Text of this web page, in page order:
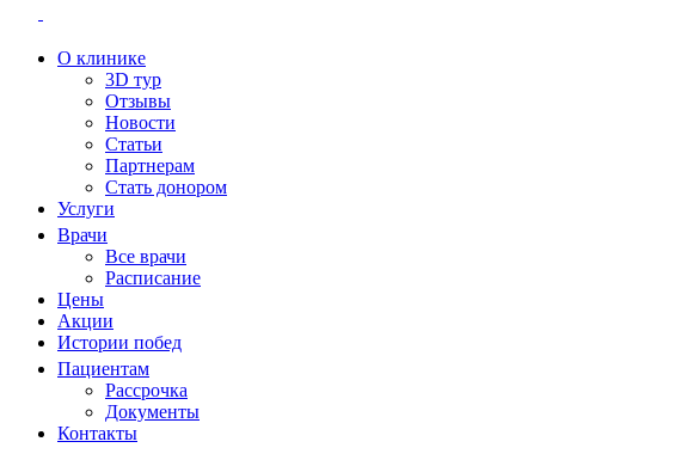
О клинике
3D тур
Отзывы
Новости
Статьи
Партнерам
Стать донором
Услуги
Врачи
Все врачи
Расписание
Цены
Акции
Истории побед
Пациентам
Рассрочка
Документы
Контакты